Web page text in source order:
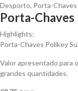
Desporto, Porta-Chaves
Porta-
Highlights:
Porta-Chaves Polikey
Valor apresentado para
grandes quantidades.